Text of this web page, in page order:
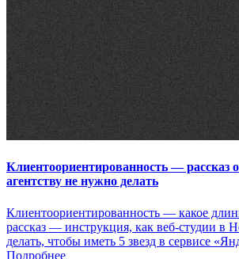
Клиентоориентированность — рассказ
агентству не нужно делать
Клиентоориентированность — какое
рассказ — инструкция, как веб-студии в
делать, чтобы иметь 5 звезд в сервисе
Подробнее